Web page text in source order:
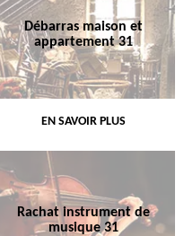
Débarras maison et
appartement 31
EN SAVOIR PLUS
Rachat instrument de
musique 31